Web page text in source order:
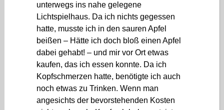
unterwegs ins nahe gelegene
Lichtspielhaus. Da ich nichts gegessen
hatte, musste ich in den sauren Apfel
beißen – Hätte ich doch bloß einen Apfel
dabei gehabt! – und mir vor Ort etwas
kaufen, das ich essen konnte. Da ich
Kopfschmerzen hatte, benötigte ich auch
noch etwas zu Trinken. Wenn man
angesichts der bevorstehenden Kosten